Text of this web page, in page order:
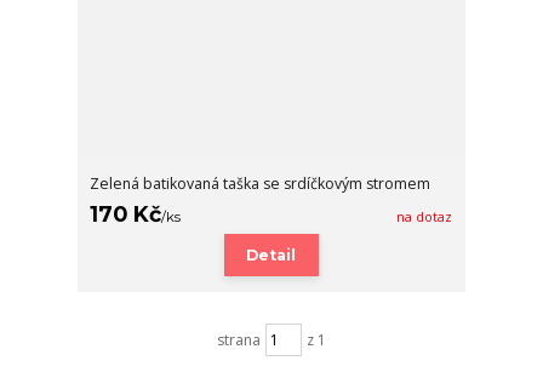
Zelená batikovaná taška se srdíčkovým stromem
170 Kč/ks na dotaz
Detail
strana z 1